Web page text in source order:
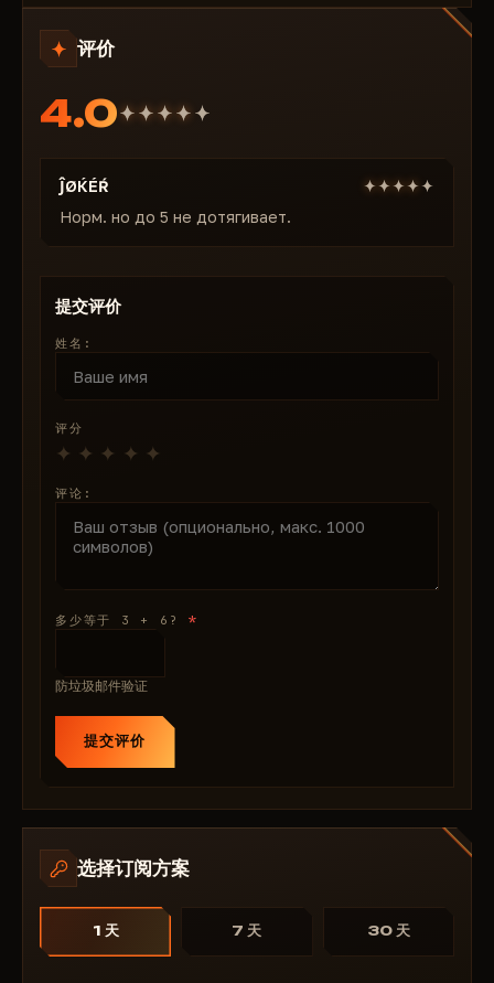
显示已装备武器
#雷达：
显示僵尸
显示僵尸/机器人仇恨线，HUD 显示僵尸/机
器人反制信息。
传送：将物品传送至玩家。瞬间空投/资源农场——无需
代谢即可建造基地。
天气：设置时间（永久）、雾气浓度、阳光强度。自定
义可见度——白天袭击、雾中隐蔽。
额外功能：开锁（多人测试：快速/必定成功）、拆弹
武器：无后坐力、无扩散、永不损坏。激光般的精准度
武器信息：弹药数量、故障类型、已装备武器。完整的
武器库 HUD 控制。
调，地图目标标记。
RING 由 ForgeCheats 出品——高级私人 SCUM 作弊
器：DX11/12、OBS 隐藏、BattlEye 更新。想象一下：
后坐力激光——名声大噪。保证不被封号。价格实惠，仅
评价
4.0
ĴØЌÉŔ
Норм. но до 5 не дотягивает.
提交评价
姓名:
评分
评论:
多少等于 3 + 6?*
防垃圾邮件验证
提交评价
选择订阅方案
1 天 7 天 30 天